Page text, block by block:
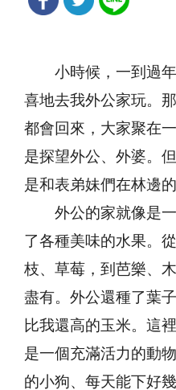
小時候，一到過年
喜地去我外公家玩。
都會回來，大家聚在
是探望外公、外婆。
是和表弟妹們在林邊
外公的家就像是一
了各種美味的水果。
枝、草莓，到芭樂、
盡有。外公還種了葉
比我還高的玉米。這
是一個充滿活力的動
的小狗、每天能下好